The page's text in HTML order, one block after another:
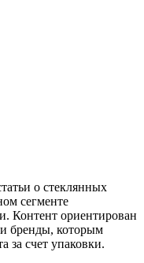
о стеклянных
сегменте
Контент ориентирован
бренды, которым
за счет упаковки.